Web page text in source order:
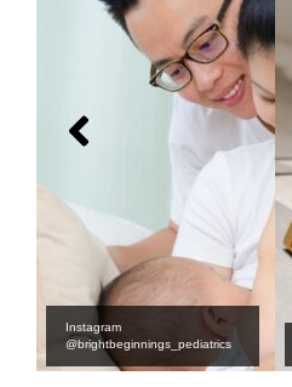
Instagram
@brightbeginnings_pediatrics